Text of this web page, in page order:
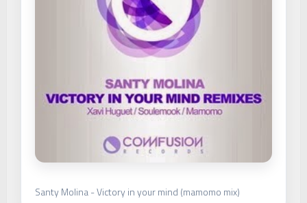
Santy Molina - Victory in your mind (mamomo mix)